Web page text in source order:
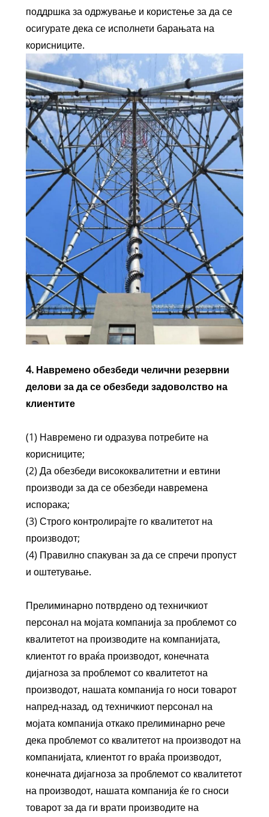
поддршка за одржување и користење за да се
осигурате дека се исполнети барањата на
корисниците.
4. Навремено обезбеди челични резервни
делови за да се обезбеди задоволство на
клиентите
(1) Навремено ги одразува потребите на
корисниците;
(2) Да обезбеди висококвалитетни и евтини
производи за да се обезбеди навремена
испорака;
(3) Строго контролирајте го квалитетот на
производот;
(4) Правилно спакуван за да се спречи пропуст
и оштетување.
Прелиминарно потврдено од техничкиот
персонал на мојата компанија за проблемот со
квалитетот на производите на компанијата,
клиентот го враќа производот, конечната
дијагноза за проблемот со квалитетот на
производот, нашата компанија го носи товарот
напред-назад, од техничкиот персонал на
мојата компанија откако прелиминарно рече
дека проблемот со квалитетот на производот на
компанијата, клиентот го враќа производот,
конечната дијагноза за проблемот со квалитетот
на производот, нашата компанија ќе го сноси
товарот за да ги врати производите на